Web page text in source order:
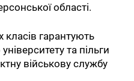
області.
гарантують
та пільги
військову службу